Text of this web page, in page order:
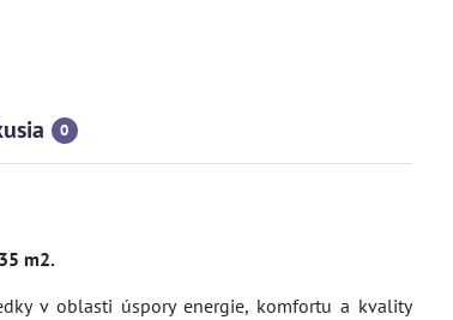
0
m2.
v oblasti úspory energie, komfortu a kvality